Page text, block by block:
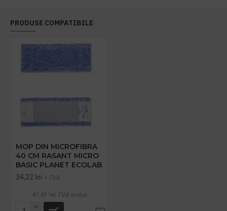
PRODUSE COMPATIBILE
MOP DIN MICROFIBRA
40 CM RASANT MICRO
BASIC PLANET ECOLAB
34,22 lei + TVA
41,41 lei TVA inclus